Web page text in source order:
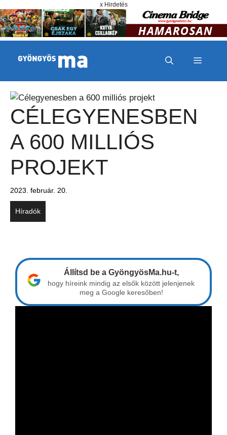
x Hirdetés
MENÜ
CÉLEGYENESBEN
A 600 MILLIÓS
PROJEKT
2023. február. 20.
Híradók
Állítsd be a GyöngyösMa.hu-t,
hogy híreink mindig az elsők között jelenjenek
meg a Google keresőben!